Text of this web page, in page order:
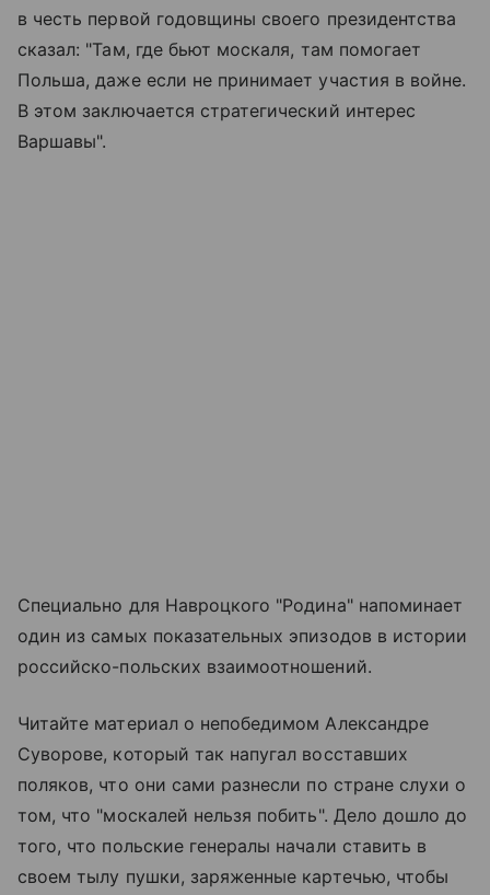
в честь первой годовщины своего президентства
сказал: "Там, где бьют москаля, там помогает
Польша, даже если не принимает участия в войне.
В этом заключается стратегический интерес
Варшавы".
Специально для Навроцкого "Родина" напоминает
один из самых показательных эпизодов в истории
российско-польских взаимоотношений.
Читайте материал о непобедимом Александре
Суворове, который так напугал восставших
поляков, что они сами разнесли по стране слухи о
том, что "москалей нельзя побить". Дело дошло до
того, что польские генералы начали ставить в
своем тылу пушки, заряженные картечью, чтобы